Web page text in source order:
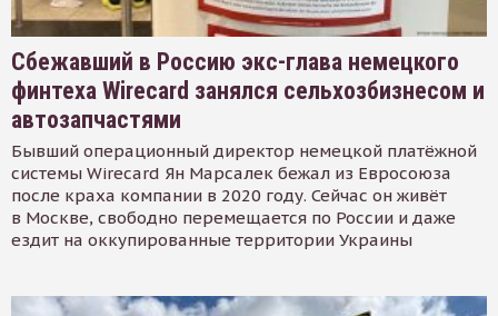
Сбежавший в Россию экс-глава немецкого
финтеха Wirecard занялся сельхозбизнесом и
автозапчастями
Бывший операционный директор немецкой платёжной
системы Wirecard Ян Марсалек бежал из Евросоюза
после краха компании в 2020 году. Сейчас он живёт
в Москве, свободно перемещается по России и даже
ездит на оккупированные территории Украины